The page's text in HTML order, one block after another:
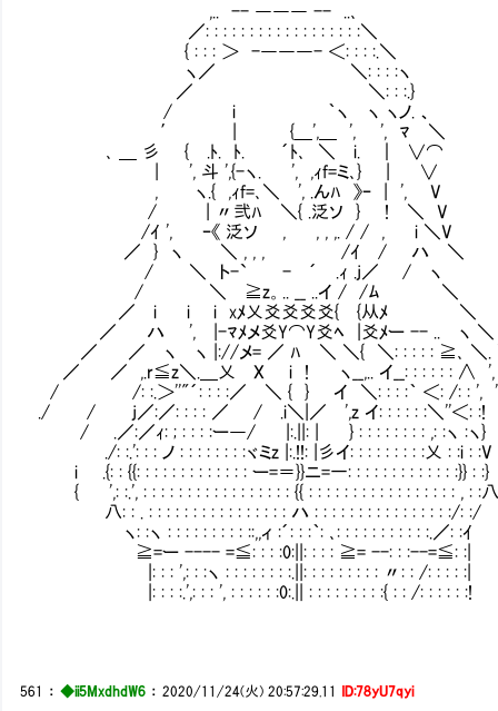
,.. -- ――― -- ..､
／: : : : : : : : : : : : : : : : : :＼
{ : : : ＞ -―――- ＜: : : :.＼
ヽ／ ＼: : : :ヽ
／ ＼: : :.}
/ i ｀ヽ ヽ ヽノ. 、
′ | {＿',＿ ', ', ﾏ ＼
､ ＿ 彡 { .ﾄ. ﾄ. ´ﾄ､ ＼ i. ｜ ∨⌒
| ', 斗 ',{-ヽ. ', ,ｨf=ミ､} | ∨
, ヽ.{ ,ｨf=､＼ ', .んﾊ 》ｰ | ', V
/ | 〃弐ﾊ ＼{ .泛ソ } ! ＼ V
/ｲ ', ｰ《 泛ソ , , , ,. / / , i ＼V 私達 艦巫
／ } ヽ ＼ , , , /ｲ / ハ ＼ 次の艦巫女
/ ＼ ト-` - ´ .ｨ .j／ / ヽ 軍に請われて
/ ＼ ≧z。.. __ ..イ / /ﾑ ＼
／ i i i xﾒ乂爻爻爻爻{ {从ﾒ ＼
／ ハ ', |-ﾏﾒメ爻Y⌒Y爻ﾍ |爻ﾒー -- .. ヽ ＼
／ ／ ヽ ヽ |://メ= ／ ﾊ ＼ ＼{ ＼: : : : : ≧､ ＼.
／ ／ ,.r≦z＼.＿乂 X i ! ヽ__,.. イ__: : : : : : ∧
/ /: :.＞''"´: : : :／ ＼ { } イ ＼: : : :｀ ＜: /: :
./ / j／:／: : : : ／ / .i＼|／ ',z イ: : : : : :＼''＜:
/ .／:／ｨ: ; : : : :ー―/ |:.||: | } : : : : : : : : ,: :ヽ :
./: :.': : : ノ : : : : : : : :ヾミz |:.!!: |彡イ: : : : : : : : :乂 : :i
i .{: : {{: : : : : : : : : : : : : ー=＝}}ニ=一: : : : : : : : : : : :
{ ',: :.', : : : : : : : : : : : : : : : : : {{ : : : : : : : : : : : : : : : : : , : :八
八: : . : : : : : : : : : : : : : : : : ハ : : : : : : : : : : : : : : :
ヽ: :ヽ : : : : : : : : : ::,,ィ :´: : :｀: ､: : : : : : : : : : :.／:
≧=ー ---- =≦: : : :0:||: : : : ≧= --: : :--=≦:
|: : : ',: : :ヽ : : : : : : : :.||: : : : : : : : : 〃: : /: : : :
|: : : :.',: : : ', : : : : : :0:.|| : : : : : : : : :{ : : /: : :
561 ：◆ii5MxdhdW6 ：2020/11/24(火) 20:57:29.11 ID:78yU7qyi